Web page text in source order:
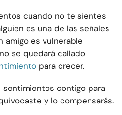
cuando no te sientes
es una de las señales
amigo es vulnerable
se quedará callado
para crecer.
sentimientos contigo para
y lo compensarás.